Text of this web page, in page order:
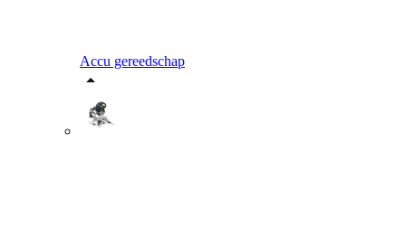
Accu gereedschap